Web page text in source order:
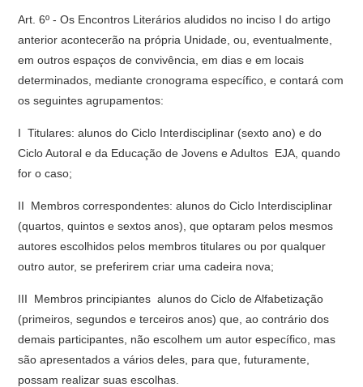
Art. 6º - Os Encontros Literários aludidos no inciso I do artigo
anterior acontecerão na própria Unidade, ou, eventualmente,
em outros espaços de convivência, em dias e em locais
determinados, mediante cronograma específico, e contará com
os seguintes agrupamentos:
I  Titulares: alunos do Ciclo Interdisciplinar (sexto ano) e do
Ciclo Autoral e da Educação de Jovens e Adultos  EJA, quando
for o caso;
II  Membros correspondentes: alunos do Ciclo Interdisciplinar
(quartos, quintos e sextos anos), que optaram pelos mesmos
autores escolhidos pelos membros titulares ou por qualquer
outro autor, se preferirem criar uma cadeira nova;
III  Membros principiantes  alunos do Ciclo de Alfabetização
(primeiros, segundos e terceiros anos) que, ao contrário dos
demais participantes, não escolhem um autor específico, mas
são apresentados a vários deles, para que, futuramente,
possam realizar suas escolhas.